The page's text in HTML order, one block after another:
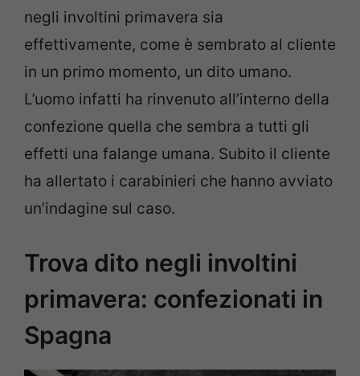
negli involtini primavera sia
effettivamente, come è sembrato al cliente
in un primo momento, un dito umano.
L’uomo infatti ha rinvenuto all’interno della
confezione quella che sembra a tutti gli
effetti una falange umana. Subito il cliente
ha allertato i carabinieri che hanno avviato
un’indagine sul caso.
Trova dito negli involtini
primavera: confezionati in
Spagna